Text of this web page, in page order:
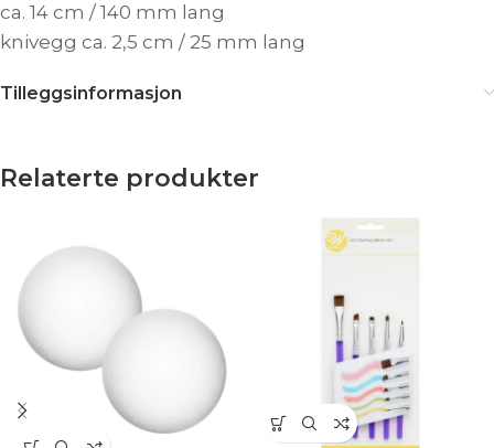
ca. 14 cm / 140 mm lang
knivegg ca. 2,5 cm / 25 mm lang
Tilleggsinformasjon
Relaterte produkter